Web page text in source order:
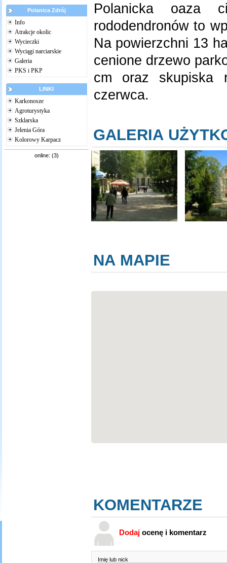
Polanica Zdrój
Info
Atrakcje okolic
Wycieczki
Wyciągi narciarskie
Galeria
PKS i PKP
LINKI
Karkonosze
Agroturystyka
Szklarska
Jelenia Góra
Kolorowy Karpacz
online: (3)
Polanicka oaza
rododendronów to
Na powierzchni 13
cenione drzewo
cm oraz skupiska
czerwca.
GALERIA
NA MAPIE
KOMENTARZE
Dodajocenę i komentarz
Imię lub nick